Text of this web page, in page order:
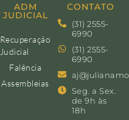
ADM
JUDICIAL
Recuperação
Judicial
Falência
Assembleias
CONTATO
(31) 2555-
6990
(31) 2555-
6990
Seg. a Sex.
de 9h às
18h